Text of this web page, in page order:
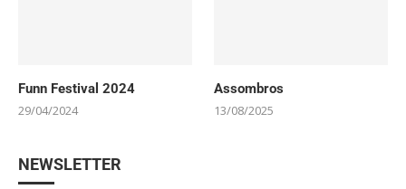
Funn Festival 2024
29/04/2024
Assombros
13/08/2025
NEWSLETTER